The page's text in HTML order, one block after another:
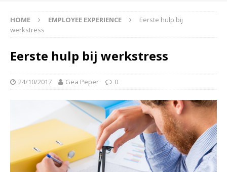
HOME EMPLOYEE EXPERIENCE
Eerste hulp bij
werkstress
Eerste hulp bij werkstress
24/10/2017 Gea Peper 0